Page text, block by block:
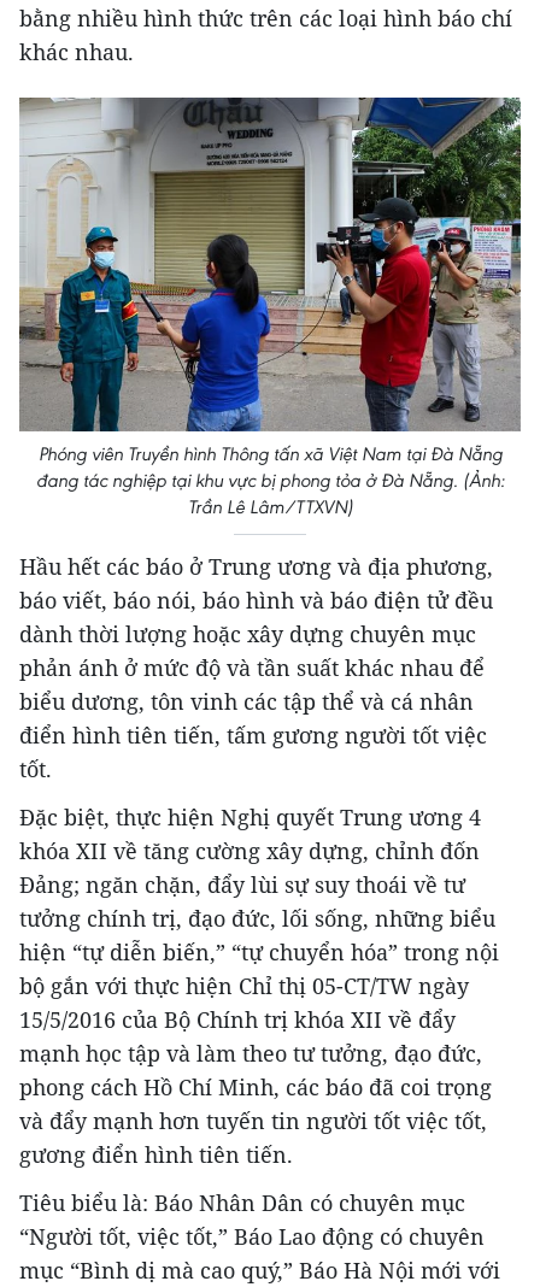
bằng nhiều hình thức trên các loại hình báo chí
khác nhau.
Phóng viên Truyền hình Thông tấn xã Việt Nam tại Đà Nẵng
đang tác nghiệp tại khu vực bị phong tỏa ở Đà Nẵng. (Ảnh:
Trần Lê Lâm/TTXVN)
Hầu hết các báo ở Trung ương và địa phương,
báo viết, báo nói, báo hình và báo điện tử đều
dành thời lượng hoặc xây dựng chuyên mục
phản ánh ở mức độ và tần suất khác nhau để
biểu dương, tôn vinh các tập thể và cá nhân
điển hình tiên tiến, tấm gương người tốt việc
tốt.
Đặc biệt, thực hiện Nghị quyết Trung ương 4
khóa XII về tăng cường xây dựng, chỉnh đốn
Đảng; ngăn chặn, đẩy lùi sự suy thoái về tư
tưởng chính trị, đạo đức, lối sống, những biểu
hiện “tự diễn biến,” “tự chuyển hóa” trong nội
bộ gắn với thực hiện Chỉ thị 05-CT/TW ngày
15/5/2016 của Bộ Chính trị khóa XII về đẩy
mạnh học tập và làm theo tư tưởng, đạo đức,
phong cách Hồ Chí Minh, các báo đã coi trọng
và đẩy mạnh hơn tuyến tin người tốt việc tốt,
gương điển hình tiên tiến.
Tiêu biểu là: Báo Nhân Dân có chuyên mục
“Người tốt, việc tốt,” Báo Lao động có chuyên
mục “Bình dị mà cao quý,” Báo Hà Nội mới với